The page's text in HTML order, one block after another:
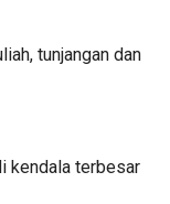
tunjangan dan
kendala terbesar